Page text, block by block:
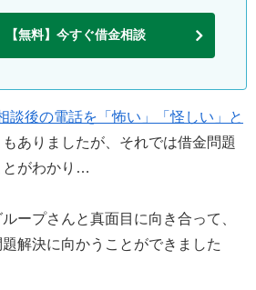
【無料】今すぐ借金相談
談後の電話を「怖い」「怪しい」と
もありましたが、それでは借金問題
とがわかり…
ープさんと真面目に向き合って、
解決に向かうことができました